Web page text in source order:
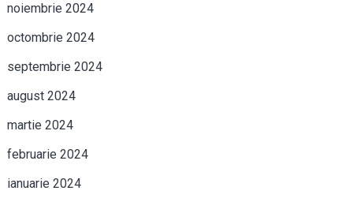
noiembrie 2024
octombrie 2024
septembrie 2024
august 2024
martie 2024
februarie 2024
ianuarie 2024